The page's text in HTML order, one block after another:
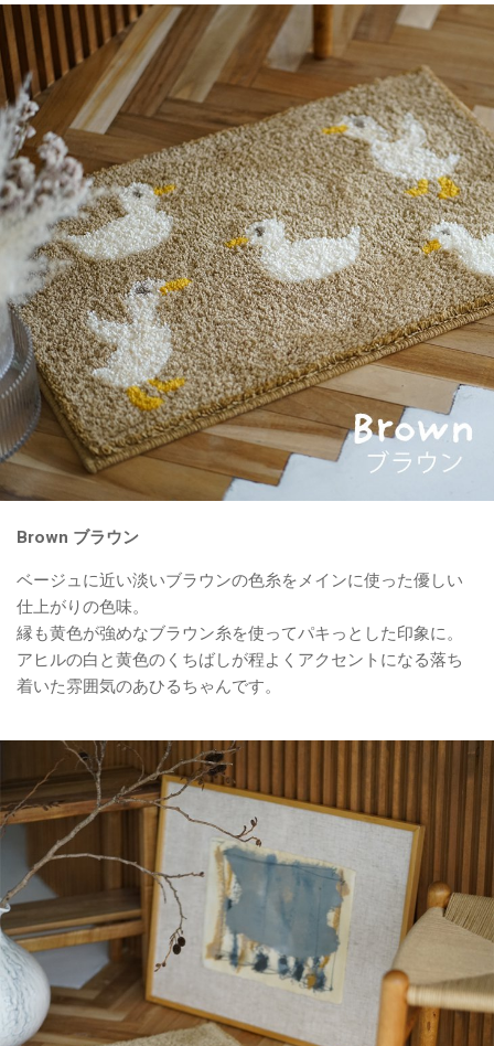
Brown ブラウン
ベージュに近い淡いブラウンの色糸をメインに使った優しい
仕上がりの色味。
縁も黄色が強めなブラウン糸を使ってパキっとした印象に。
アヒルの白と黄色のくちばしが程よくアクセントになる落ち
着いた雰囲気のあひるちゃんです。